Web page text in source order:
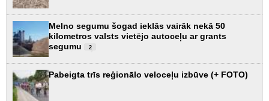
Melno segumu šogad ieklās vairāk nekā 50
kilometros valsts vietējo autoceļu ar grants
segumu
2
Pabeigta trīs reģionālo veloceļu izbūve (+ FOTO)